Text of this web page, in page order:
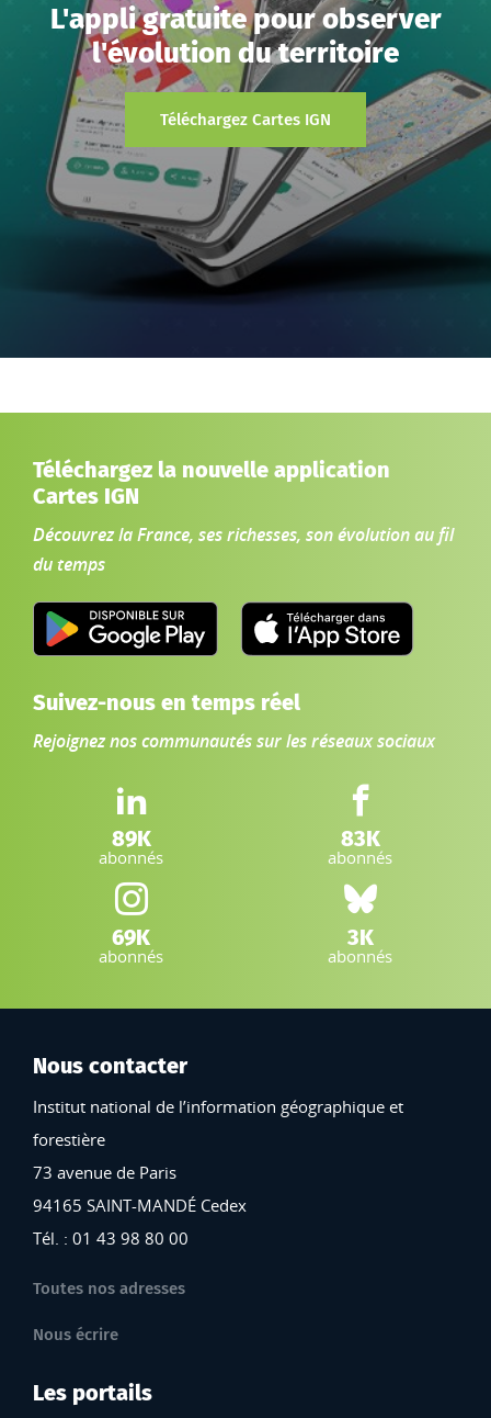
L'appli gratuite pour observer
l'évolution du territoire
Téléchargez Cartes IGN
Téléchargez la nouvelle application
Cartes IGN
Découvrez la France, ses richesses, son évolution au fil
du temps
Suivez-nous en temps réel
Rejoignez nos communautés sur les réseaux sociaux
LinkedIn IGN :
89K
abonnés
Facebook IGN :
83K
abonnés
Instagram IGN :
69K
abonnés
Bluesky :
3K
abonnés
Nous contacter
Institut national de l’information géographique et
forestière
73 avenue de Paris
94165 SAINT-MANDÉ Cedex
Tél. : 01 43 98 80 00
Toutes nos adresses
Nous écrire
Les portails